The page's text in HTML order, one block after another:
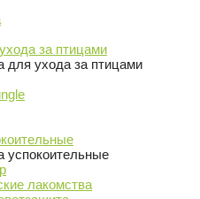
за птицами
для ухода за птицами
успокоительные
лакомства